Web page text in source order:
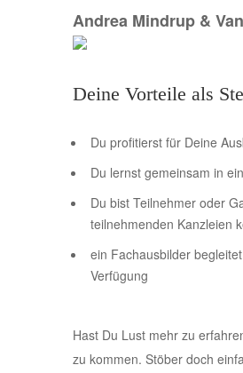
Andrea Mindrup &
Deine Vorteile als
Du profitierst für Deine
Du lernst gemeinsam in
Du bist Teilnehmer oder
teilnehmenden Kanzleien
ein Fachausbilder
Verfügung
Hast Du Lust mehr zu
zu kommen. Stöber doch